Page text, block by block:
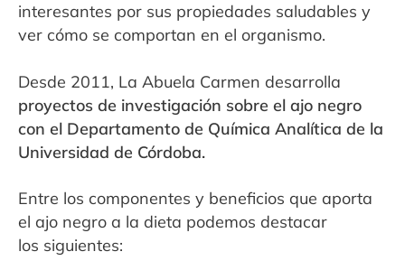
interesantes por sus propiedades saludables y
ver cómo se comportan en el organismo.
Desde 2011, La Abuela Carmen desarrolla
proyectos de investigación sobre el ajo negro
con el Departamento de Química Analítica de la
Universidad de Córdoba.
Entre los componentes y beneficios que aporta
el ajo negro a la dieta podemos destacar
los siguientes: